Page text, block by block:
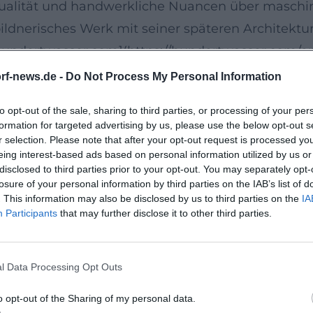
news.de - Do Not Process My Personal Information
opt-out of the sale, sharing to third parties, or processing of your
for targeted advertising by us, please use the below opt-out
selection. Please note that after your opt-out request is processed
interest-based ads based on personal information utilized by us
to third parties prior to your opt-out. You may separately
of your personal information by third parties on the IAB’s list of
This information may also be disclosed by us to third parties on the
Participants that may further disclose it to other third parties.
Data Processing Opt Outs
opt-out of the Sharing of my personal data.
und handwerkliche Nuancen über
Werk mit seiner späteren
hundertwasser.com/
für lebendige Vielfalt
als Baugestalter und Ideenautor eine
Mieter“, Dachwälder, das
moderner Zweckbauten. Ikonen
das bis heute die umfassendste
räumlich erfahrbar macht. Auch Projekte
in Magdeburg oder die Umgestaltung
([kunsthauswien.com](https://
In Manifesten, Vorträgen und